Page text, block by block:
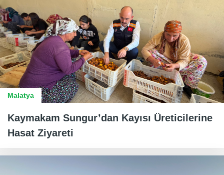
Malatya
Kaymakam Sungur’dan Kayısı Üreticilerine
Hasat Ziyareti